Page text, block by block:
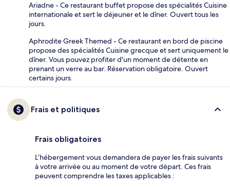
Ariadne - Ce restaurant buffet propose des spécialités Cuisine
internationale et sert le déjeuner et le dîner. Ouvert tous les
jours.
Aphrodite Greek Themed - Ce restaurant en bord de piscine
propose des spécialités Cuisine grecque et sert uniquement le
dîner. Vous pouvez profiter d'un moment de détente en
prenant un verre au bar. Réservation obligatoire. Ouvert
certains jours.
Frais et politiques
Frais obligatoires
L’hébergement vous demandera de payer les frais suivants
à votre arrivée ou au moment de votre départ. Ces frais
peuvent comprendre les taxes applicables :